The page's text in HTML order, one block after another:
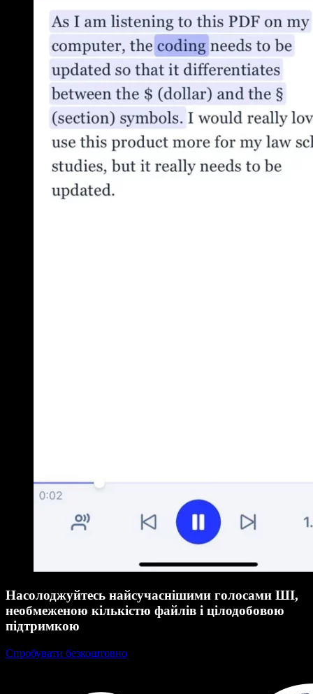
Насолоджуйтесь найсучаснішими голосами ШІ,
необмеженою кількістю файлів і цілодобовою
підтримкою
Спробувати безкоштовно